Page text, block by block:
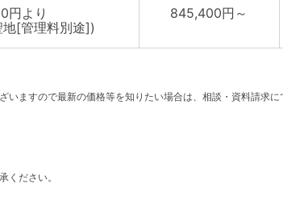
円より
地[管理料別途])
845,400円～
ますので最新の価格等を知りたい場合は、相談・資料請求に
ください。